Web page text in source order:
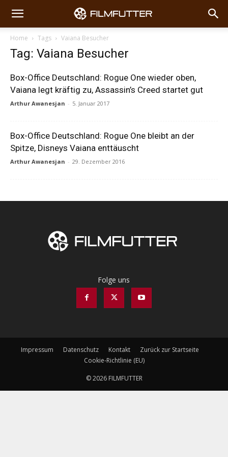
Home Tags Vaiana Besucher
Tag: Vaiana Besucher
Box-Office Deutschland: Rogue One wieder oben,
Vaiana legt kräftig zu, Assassin’s Creed startet gut
Arthur Awanesjan - 5. Januar 2017
Box-Office Deutschland: Rogue One bleibt an der
Spitze, Disneys Vaiana enttäuscht
Arthur Awanesjan - 29. Dezember 2016
Folge uns
Impressum Datenschutz Kontakt
Zurück zur Startseite
Cookie-Richtlinie (EU)
© 2026 FILMFUTTER